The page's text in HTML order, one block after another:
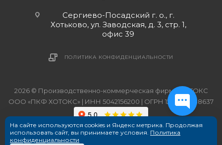
Сергиево-Посадский г. о., г.
Хотьково, ул. Заводская, д. 3, стр. 1,
офис 39
ПОЛИТИКА КОНФИДЕНЦИАЛЬНОСТИ
2026 © Производственно-коммерческая фирма ХОТОКС
ООО «ПКФ ХОТОКС» | ИНН 5042156200 | ОГРН 1215000038637
На сайте используются cookies и Яндекс метрика. Продолжая
использовать сайт, вы принимаете условия. Политика
конфиденциальности